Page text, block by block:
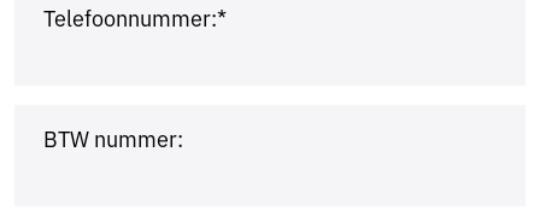
Telefoonnummer:*
BTW nummer: